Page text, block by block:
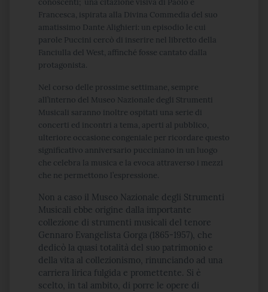
conoscenti; una citazione visiva di Paolo e
Francesca, ispirata alla Divina Commedia del suo
amatissimo Dante Alighieri: un episodio le cui
parole Puccini cercò di inserire nel libretto della
Fanciulla del West, affinché fosse cantato dalla
protagonista.
Nel corso delle prossime settimane, sempre
all’interno del Museo Nazionale degli Strumenti
Musicali saranno inoltre ospitati una serie di
concerti ed incontri a tema, aperti al pubblico,
ulteriore occasione congeniale per ricordare questo
significativo anniversario pucciniano in un luogo
che celebra la musica e la evoca attraverso i mezzi
che ne permettono l’espressione.
Non a caso il Museo Nazionale degli Strumenti
Musicali ebbe origine dalla importante
collezione di strumenti musicali del tenore
Gennaro Evangelista Gorga (1865-1957), che
dedicò la quasi totalità del suo patrimonio e
della vita al collezionismo, rinunciando ad una
carriera lirica fulgida e promettente. Si è
scelto, in tal ambito, di porre le opere di